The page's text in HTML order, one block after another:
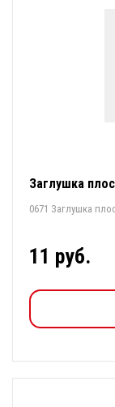
Заглушка
0671 Заглушка
11 руб.